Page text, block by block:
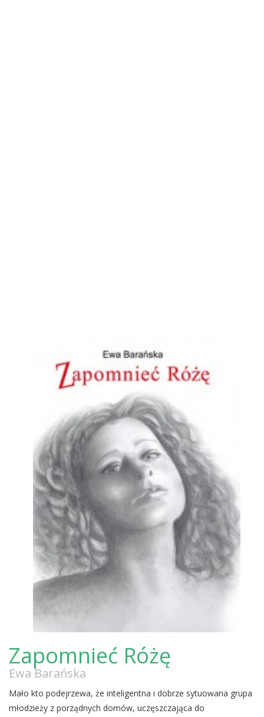
Zapomnieć Różę
Ewa Barańska
Mało kto podejrzewa, że inteligentna i dobrze sytuowana grupa
młodzieży z porządnych domów, uczęszczająca do